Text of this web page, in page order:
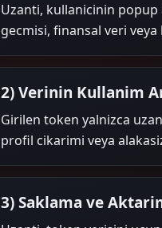
Uzanti, kullanicinin
gecmisi, finansal veri
2) Verinin Kullanim
Girilen token yalnizca
profil cikarimi veya
3) Saklama ve